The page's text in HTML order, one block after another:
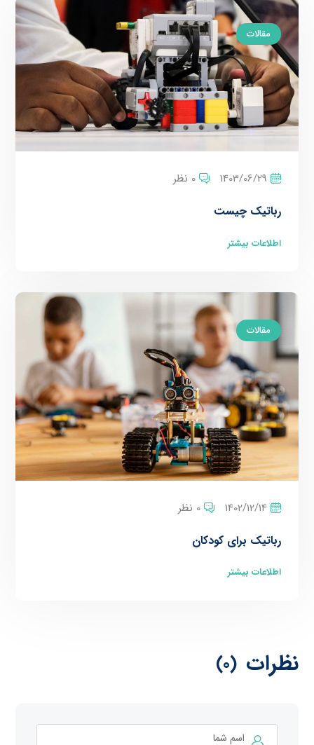
مقالات
1403/06/29 0 نظر
رباتیک چیست
اطلاعات بیشتر
مقالات
1402/12/14 0 نظر
رباتیک برای کودکان
اطلاعات بیشتر
نظرات (0)